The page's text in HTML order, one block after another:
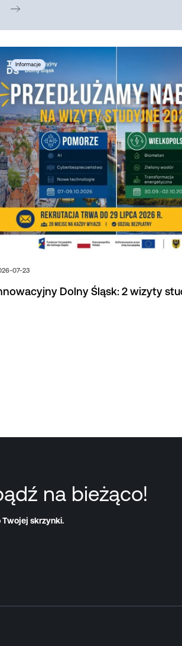
07-23
Dolny Śląsk: 2 wizyty
na bieżąco!
Twojej skrzynki.